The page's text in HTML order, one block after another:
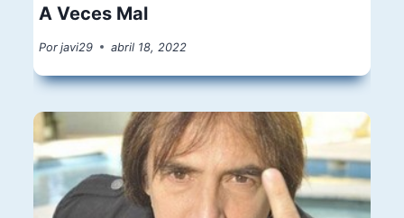
A Veces Mal
Por javi29 abril 18, 2022